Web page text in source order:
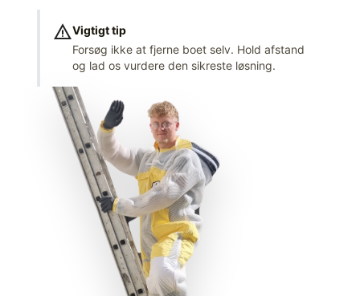
warningVigtigt tip
Forsøg ikke at fjerne boet selv. Hold afstand
og lad os vurdere den sikreste løsning.